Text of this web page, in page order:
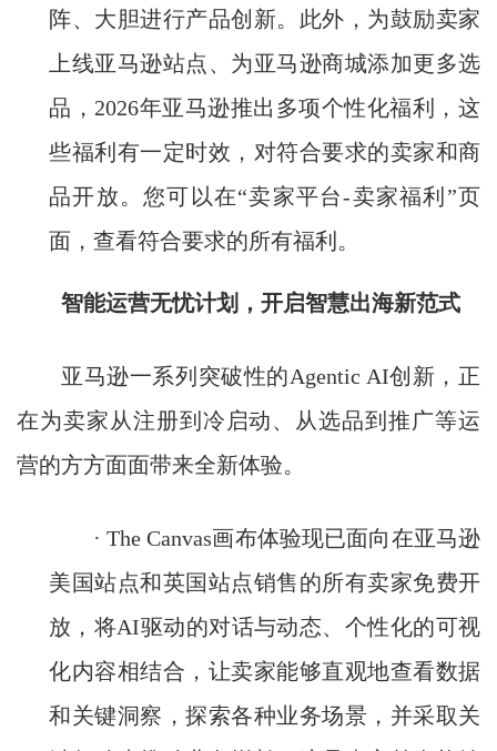
阵、大胆进行产品创新。此外，为鼓励卖家
上线亚马逊站点、为亚马逊商城添加更多选
品，2026年亚马逊推出多项个性化福利，这
些福利有一定时效，对符合要求的卖家和商
品开放。您可以在“卖家平台-卖家福利”页
面，查看符合要求的所有福利。
智能运营无忧计划，开启智慧出海新范式
亚马逊一系列突破性的Agentic AI创新，正
在为卖家从注册到冷启动、从选品到推广等运
营的方方面面带来全新体验。
· The Canvas画布体验现已面向在亚马逊
美国站点和英国站点销售的所有卖家免费开
放，将AI驱动的对话与动态、个性化的可视
化内容相结合，让卖家能够直观地查看数据
和关键洞察，探索各种业务场景，并采取关